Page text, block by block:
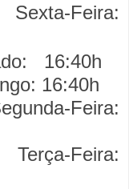
Feira:
16:40h
16:40h
Feira:
Feira: